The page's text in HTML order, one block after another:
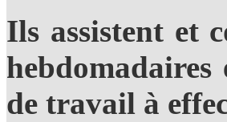
Ils assistent et
de travail à